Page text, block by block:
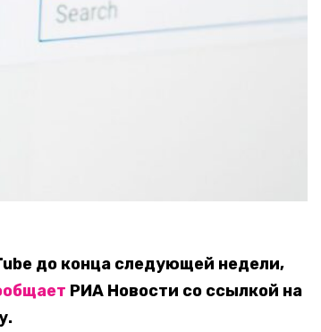
до конца следующей недели,
РИА Новости со ссылкой на